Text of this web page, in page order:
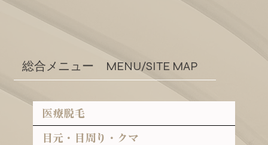
二重埋没法とは？効果・持続期間・ダウ
ンタイムを銀座の医師が解説
医療脱毛
目元・目周り・クマ
総合メニュー MENU/SITE MAP